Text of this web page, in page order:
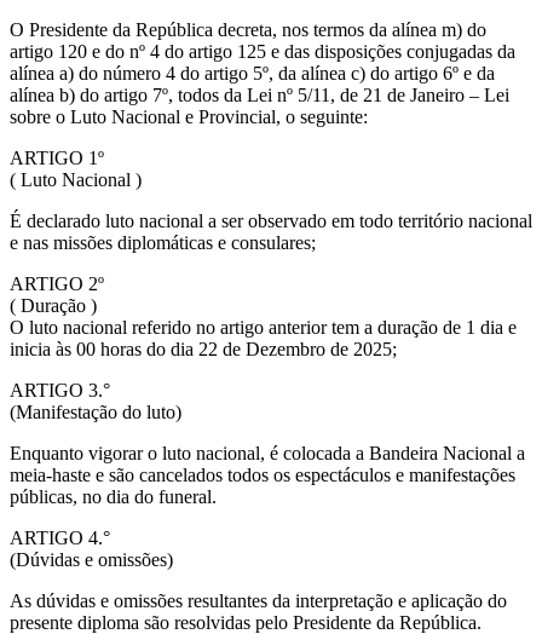
O Presidente da República decreta, nos termos da alínea m) do
artigo 120 e do nº 4 do artigo 125 e das disposições conjugadas da
alínea a) do número 4 do artigo 5º, da alínea c) do artigo 6º e da
alínea b) do artigo 7º, todos da Lei nº 5/11, de 21 de Janeiro – Lei
sobre o Luto Nacional e Provincial, o seguinte:
ARTIGO 1º
( Luto Nacional )
É declarado luto nacional a ser observado em todo território nacional
e nas missões diplomáticas e consulares;
ARTIGO 2º
( Duração )
O luto nacional referido no artigo anterior tem a duração de 1 dia e
inicia às 00 horas do dia 22 de Dezembro de 2025;
ARTIGO 3.°
(Manifestação do luto)
Enquanto vigorar o luto nacional, é colocada a Bandeira Nacional a
meia-haste e são cancelados todos os espectáculos e manifestações
públicas, no dia do funeral.
ARTIGO 4.°
(Dúvidas e omissões)
As dúvidas e omissões resultantes da interpretação e aplicação do
presente diploma são resolvidas pelo Presidente da República.